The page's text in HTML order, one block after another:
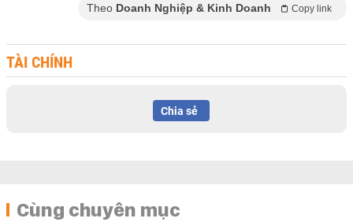
Theo Doanh Nghiệp & Kinh Doanh Copy link
TÀI CHÍNH
Chia sẻ
Cùng chuyên mục